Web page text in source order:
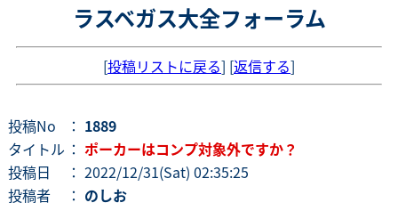
ラスベガス大全フォーラム
[投稿リストに戻る] [返信する]
投稿No ： 1889
タイトル ： ポーカーはコンプ対象外ですか？
投稿日
： 2022/12/31(Sat) 02:35:25
投稿者
： のしお